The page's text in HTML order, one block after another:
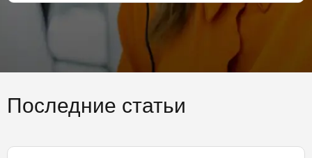
Последние статьи